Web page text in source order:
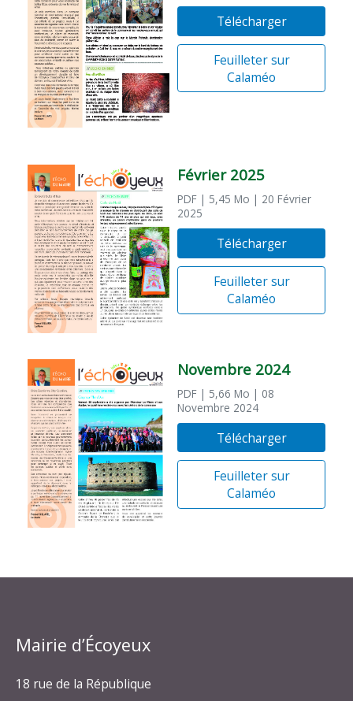
Télécharger
Feuilleter sur
Calaméo
Février 2025
PDF | 5,45 Mo | 20 Février
2025
Télécharger
Feuilleter sur
Calaméo
Novembre 2024
PDF | 5,66 Mo | 08
Novembre 2024
Télécharger
Feuilleter sur
Calaméo
Mairie d’Écoyeux
18 rue de la République